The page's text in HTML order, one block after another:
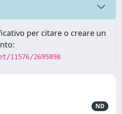
per citare o creare un
2695898
ND